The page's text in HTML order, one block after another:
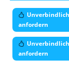
anfordern
anfordern